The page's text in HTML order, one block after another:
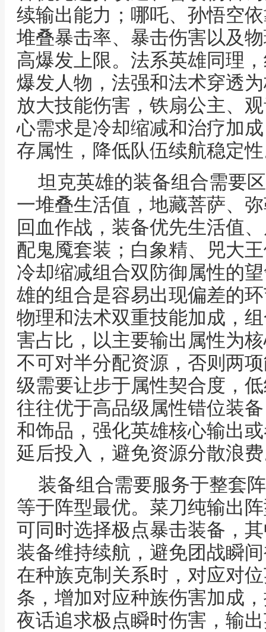
续输出能力；哪吒、孙悟空
堆叠暴击率、暴击伤害以及
高爆发上限。法系英雄同理
爆发人物，法强和法术穿透
放大技能伤害，铁扇公主、
心需求是冷却缩减和治疗加
存属性，降低队伍续航稳定
坦克英雄的装备组合需要
一堆叠生活值，地藏菩萨、
回血作战，装备优先生活值
配鬼魇套装；白象精、兕大
冷却缩减组合双防御属性的
雄的组合是容易出现偏差的
物理和法术双重技能加成，
害占比，以主要输出属性为
不可对半分配资源，否则两
级需要让步于属性契合度，
往往优于高品级属性错位装
和饰品，强化英雄核心输出
延后投入，避免资源分散浪
装备组合需要服务于整套
等于阵型最优。菜刀纯输出
可同时选择极点暴击装备，
装备维持续航，避免团战瞬
在种族克制关系时，对应对
条，增加对应种族伤害加成
夜话追求极点瞬时伤害，输